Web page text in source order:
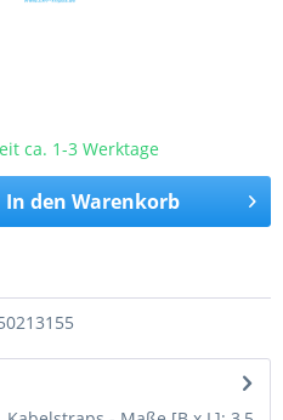
ca. 1-3 Werktage
In den Warenkorb